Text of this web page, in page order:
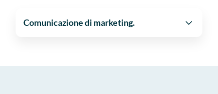
Comunicazione di marketing.